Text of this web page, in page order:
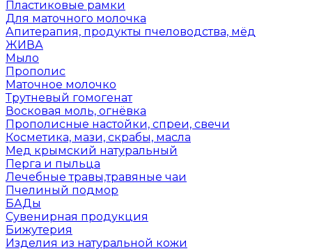
Пластиковые рамки
Для маточного молочка
Апитерапия, продукты пчеловодства, мёд
ЖИВА
Мыло
Прополис
Маточное молочко
Трутневый гомогенат
Восковая моль, огнёвка
Прополисные настойки, спреи, свечи
Косметика, мази, скрабы, масла
Мед крымский натуральный
Перга и пыльца
Лечебные травы,травяные чаи
Пчелиный подмор
БАДы
Сувенирная продукция
Бижутерия
Изделия из натуральной кожи